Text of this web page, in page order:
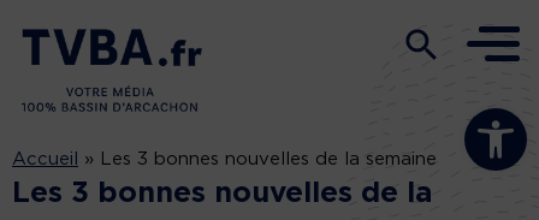
Ouvrir la
Accueil » Les 3 bonnes nouvelles de la semaine
Les 3 bonnes nouvelles de la